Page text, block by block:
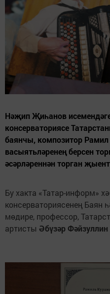
Нәҗип Җиһанов
консерваториясе
баянчы, композитор
васыятьләренең берсен
әсәрләреннән торган
Бу хакта «Татар-информ»
консерваториясенең Баян
мөдире, профессор,
артисты Әбүзәр Фәйзуллин